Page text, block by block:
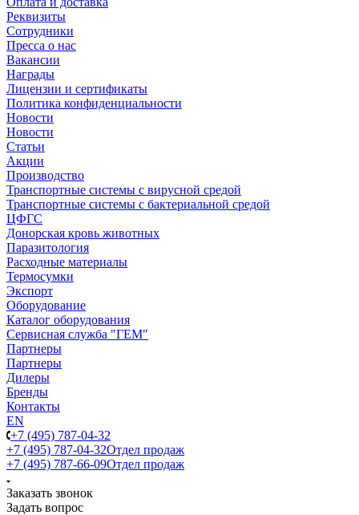
Реквизиты
Сотрудники
Пресса о нас
Вакансии
Награды
Лицензии и сертификаты
Политика конфиденциальности
Новости
Новости
Статьи
Акции
Производство
Транспортные системы с вирусной средой
Транспортные системы с бактериальной средой
ЦФГС
Донорская кровь животных
Паразитология
Расходные материалы
Термосумки
Экспорт
Оборудование
Каталог оборудования
Сервисная служба "ГЕМ"
Партнеры
Партнеры
Дилеры
Бренды
Контакты
EN
+7 (495) 787-04-32
+7 (495) 787-04-32Отдел продаж
+7 (495) 787-66-09Отдел продаж
Заказать звонок
Задать вопрос